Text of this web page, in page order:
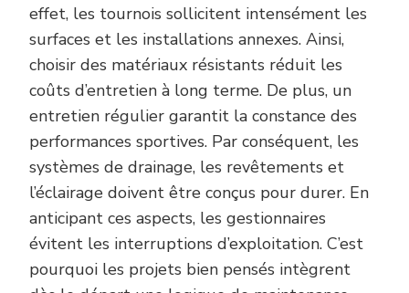
effet, les tournois sollicitent intensément les
surfaces et les installations annexes. Ainsi,
choisir des matériaux résistants réduit les
coûts d’entretien à long terme. De plus, un
entretien régulier garantit la constance des
performances sportives. Par conséquent, les
systèmes de drainage, les revêtements et
l’éclairage doivent être conçus pour durer. En
anticipant ces aspects, les gestionnaires
évitent les interruptions d’exploitation. C’est
pourquoi les projets bien pensés intègrent